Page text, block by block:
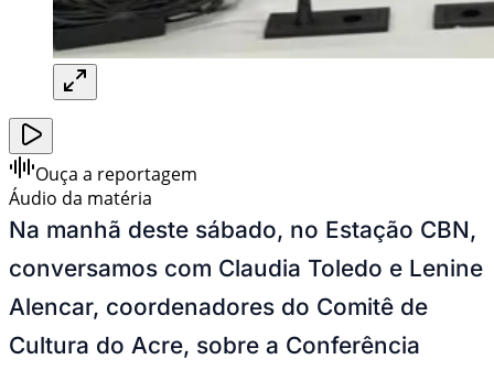
Ouça a reportagem
Áudio da matéria
Na manhã deste sábado, no Estação CBN,
conversamos com Claudia Toledo e Lenine
Alencar, coordenadores do Comitê de
Cultura do Acre, sobre a Conferência